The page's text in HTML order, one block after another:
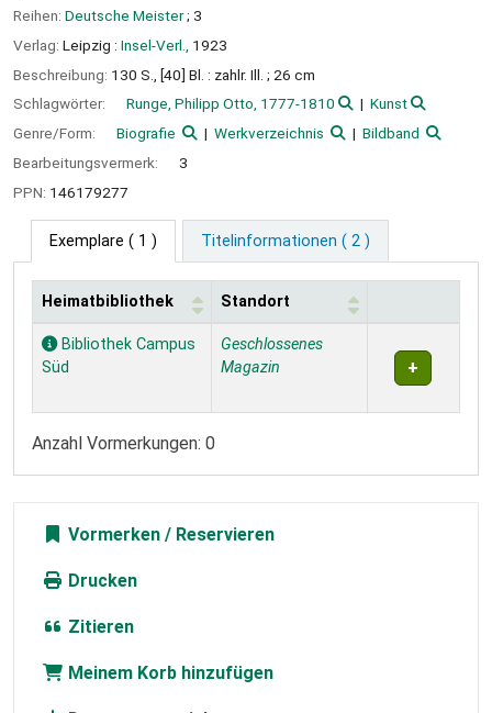
Reihen: Deutsche Meister; 3
Verlag: Leipzig : Insel-Verl.,
1923
Beschreibung: 130 S., [40] Bl. : zahlr. Ill. ; 26 cm
Schlagwörter:
Runge, Philipp Otto, 1777-1810
Kunst
Genre/Form:
Biografie Werkverzeichnis
Bildband
Bearbeitungsvermerk:
3
PPN: 146179277
Exemplare ( 1 ) Titelinformationen ( 2 )
Exemplare
Heimatbibliothek Standort
Bibliothek Campus
Süd
Geschlossenes
Magazin
Anzahl Vormerkungen: 0
Vormerken
Drucken
Zitieren
Meinem Korb hinzufügen